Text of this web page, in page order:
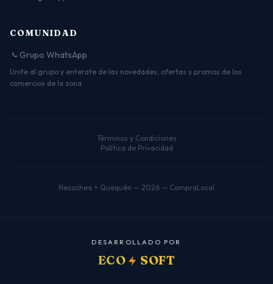
COMUNIDAD
Grupo WhatsApp
Unite al grupo y enterate de las novedades, ofertas y promos de los
comercios de la zona.
Términos y Condiciones
Política de Privacidad
Necochea + Quequén — 2026 — CompraLocal
D ES A R R O L L A D O P O R
ECO SOFT